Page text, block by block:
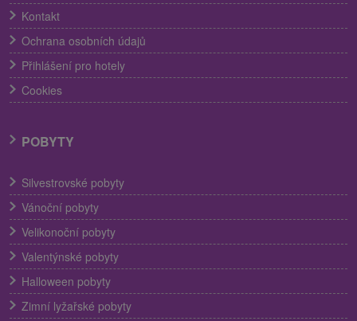
Kontakt
Ochrana osobních údajů
Přihlášení pro hotely
Cookies
POBYTY
Silvestrovské pobyty
Vánoční pobyty
Velikonoční pobyty
Valentýnské pobyty
Halloween pobyty
Zimní lyžařské pobyty